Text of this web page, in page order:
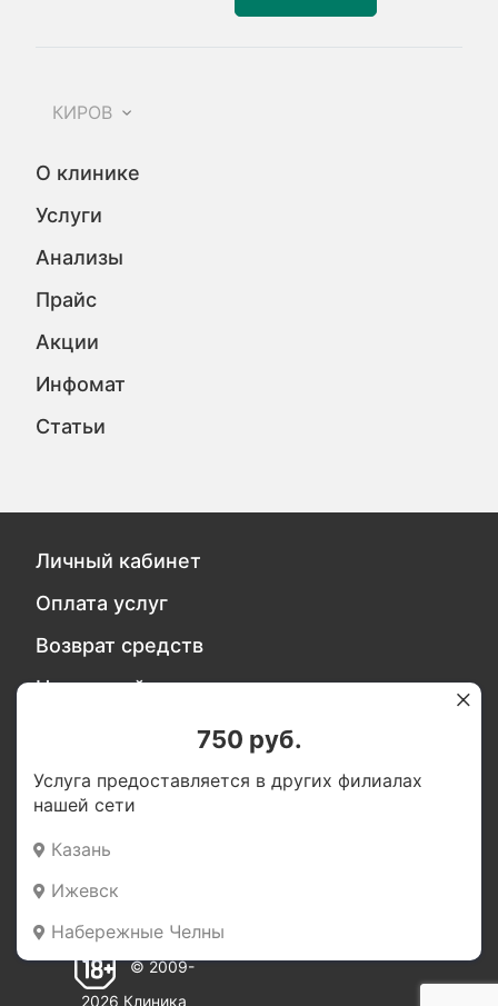
750 руб.
Услуга предоставляется в других филиалах
нашей сети
Казань
Ижевск
Набережные Челны
КИРОВ
О клинике
Услуги
Анализы
Прайс
Акции
Инфомат
Статьи
Личный кабинет
Оплата услуг
Возврат средств
Налоговый вычет за медицинские услуги
Политика безопасности персональных
© 2009-
2026 Клиника